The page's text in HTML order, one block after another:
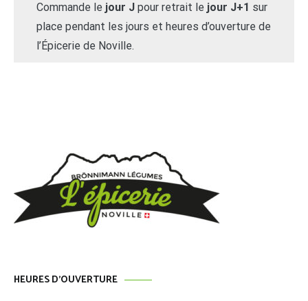
Commande lejour Jpour retrait le jour J+1 sur
place pendant les jours et heures d’ouverture de
l’Épicerie de Noville.
HEURES D’OUVERTURE